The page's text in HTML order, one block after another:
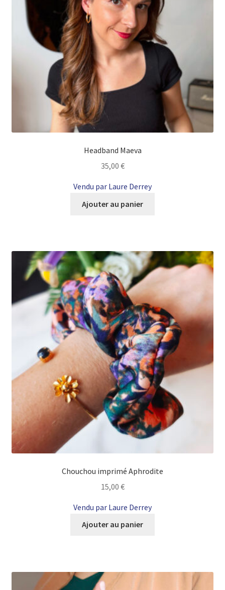
Headband Maeva
35,00 €
Vendu par Laure Derrey
Ajouter au panier
Chouchou imprimé Aphrodite
15,00 €
Vendu par Laure Derrey
Ajouter au panier